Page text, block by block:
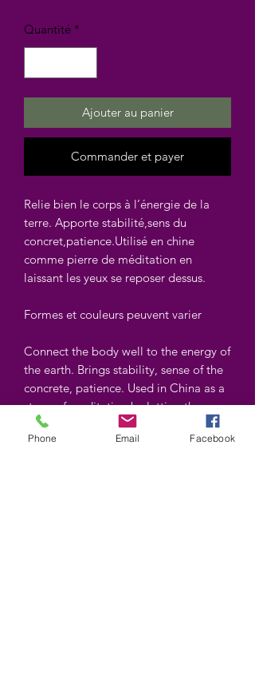
Quantité *
Ajouter au panier
Commander et payer
Relie bien le corps à l’énergie de la
terre. Apporte stabilité,sens du
concret,patience.Utilisé en chine
comme pierre de méditation en
laissant les yeux se reposer dessus.
Formes et couleurs peuvent varier
Connect the body well to the energy of
the earth. Brings stability, sense of the
concrete, patience. Used in China as a
stone of meditation by letting the eyes
rest on it.
Phone Email Facebook